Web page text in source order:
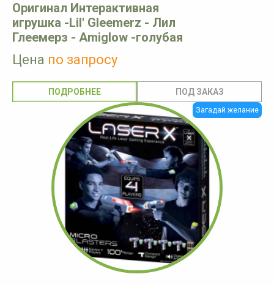
Оригинал Интерактивная
игрушка -Lil' Gleemerz - Лил
Глеемерз - Amiglow -голубая
Цена по запросу
ПОДРОБНЕЕ
Загадай желание